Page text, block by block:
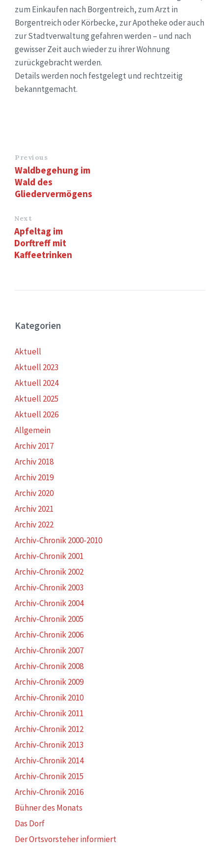
zum Einkaufen nach Borgentreich, zum Arzt in
Borgentreich oder Körbecke, zur Apotheke oder auch
zur Stadtverwaltung gefahren werden – und nach
gewisser Zeit auch wieder zu ihrer Wohnung
zurückgebracht werden.
Details werden noch festgelegt und rechtzeitig
bekanntgemacht.
Previous
Waldbegehung im
Wald des
Gliedervermögens
Next
Apfeltag im
Dorftreff mit
Kaffeetrinken
Kategorien
Aktuell
Aktuell 2023
Aktuell 2024
Aktuell 2025
Aktuell 2026
Allgemein
Archiv 2017
Archiv 2018
Archiv 2019
Archiv 2020
Archiv 2021
Archiv 2022
Archiv-Chronik 2000-2010
Archiv-Chronik 2001
Archiv-Chronik 2002
Archiv-Chronik 2003
Archiv-Chronik 2004
Archiv-Chronik 2005
Archiv-Chronik 2006
Archiv-Chronik 2007
Archiv-Chronik 2008
Archiv-Chronik 2009
Archiv-Chronik 2010
Archiv-Chronik 2011
Archiv-Chronik 2012
Archiv-Chronik 2013
Archiv-Chronik 2014
Archiv-Chronik 2015
Archiv-Chronik 2016
Bühner des Monats
Das Dorf
Der Ortsvorsteher informiert